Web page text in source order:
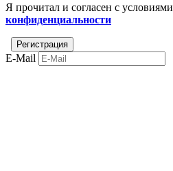
Я прочитал и согласен с условиями
конфиденциальности
E-Mail